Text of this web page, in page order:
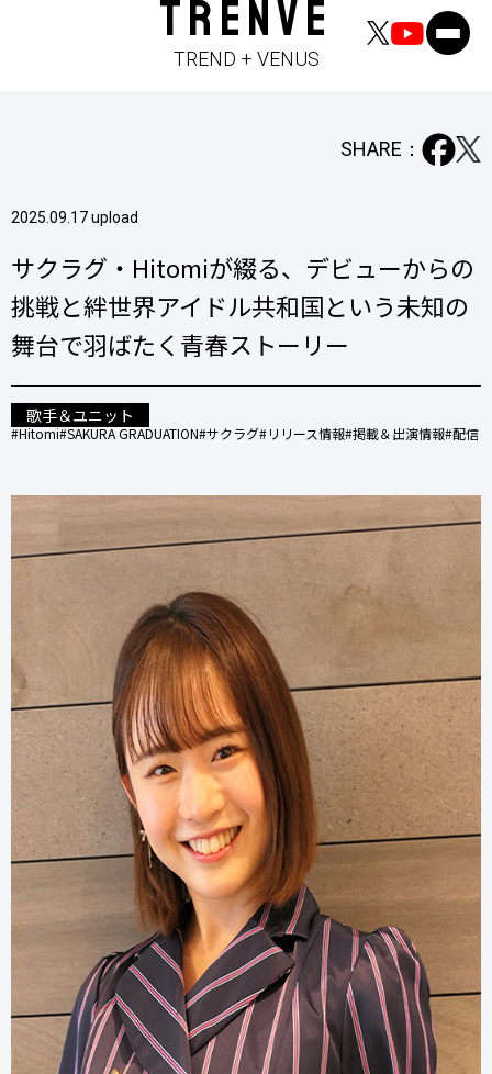
TRENVE
TREND + VENUS
2025.09.17 upload
SHARE：
サクラグ・Hitomiが綴る、デビューからの
挑戦と絆――世界アイドル共和国という未知の
舞台で羽ばたく青春ストーリー
歌手＆ユニット
#Hitomi#SAKURA GRADUATION#サクラグ#リリース情報#掲載＆出演情報#配信